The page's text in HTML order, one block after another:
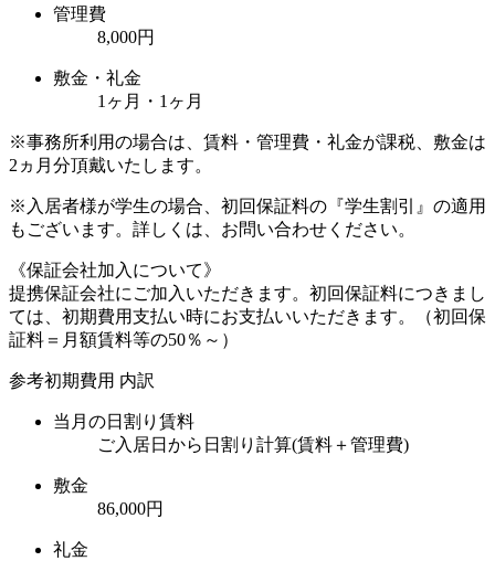
管理費
8,000円
敷金・礼金
1ヶ月・1ヶ月
※事務所利用の場合は、賃料・管理費・礼金が課税、敷金は
2ヵ月分頂戴いたします。
※入居者様が学生の場合、初回保証料の『学生割引』の適用
もございます。詳しくは、お問い合わせください。
《保証会社加入について》
提携保証会社にご加入いただきます。初回保証料につきまし
ては、初期費用支払い時にお支払いいただきます。（初回保
証料＝月額賃料等の50％～）
参考初期費用 内訳
当月の日割り賃料
ご入居日から日割り計算(賃料＋管理費)
敷金
86,000円
礼金